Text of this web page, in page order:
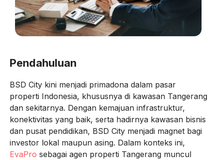
Pendahuluan
BSD City kini menjadi primadona dalam pasar
properti Indonesia, khususnya di kawasan Tangerang
dan sekitarnya. Dengan kemajuan infrastruktur,
konektivitas yang baik, serta hadirnya kawasan bisnis
dan pusat pendidikan, BSD City menjadi magnet bagi
investor lokal maupun asing. Dalam konteks ini,
EvaPro sebagai agen properti Tangerang muncul